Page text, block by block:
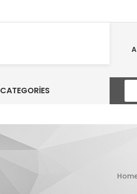
CATEGORIES